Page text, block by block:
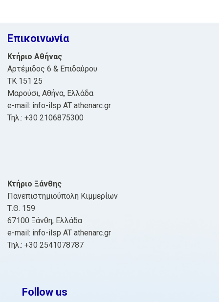
Επικοινωνία
Κτήριο Αθήνας
Αρτέμιδος 6 & Επιδαύρου
ΤΚ 151 25
Μαρούσι, Αθήνα, Ελλάδα
e-mail: info-ilsp AT athenarc.gr
Τηλ.: +30 2106875300
Κτήριο Ξάνθης
Πανεπιστημιούπολη Κιμμερίων
Τ.Θ. 159
67100 Ξάνθη, Ελλάδα
e-mail: info-ilsp AT athenarc.gr
Τηλ.: +30 2541078787
Follow us